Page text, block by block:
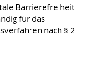
Barrierefreiheit
für das
nach § 2